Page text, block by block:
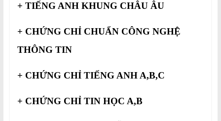
+ TIẾNG ANH KHUNG CHÂU ÂU
+ CHỨNG CHỈ CHUẨN CÔNG NGHỆ
THÔNG TIN
+ CHỨNG CHỈ TIẾNG ANH A,B,C
+ CHỨNG CHỈ TIN HỌC A,B